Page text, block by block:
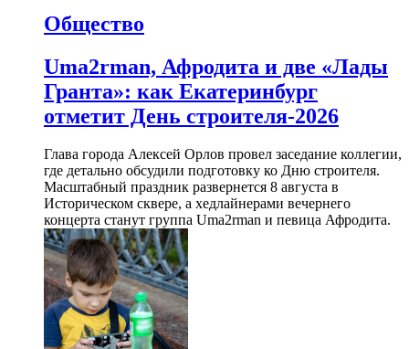
Общество
Uma2rman, Афродита и две «Лады
Гранта»: как Екатеринбург
отметит День строителя-2026
Глава города Алексей Орлов провел заседание коллегии,
где детально обсудили подготовку ко Дню строителя.
Масштабный праздник развернется 8 августа в
Историческом сквере, а хедлайнерами вечернего
концерта станут группа Uma2rman и певица Афродита.